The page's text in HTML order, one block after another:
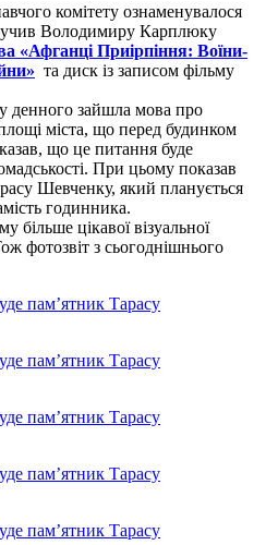
комітету ознаменувалося
Володимиру Карплюку
«Афганці Приірпіння: Воїни-
та диск із записом фільму
денного зайшла мова про
міста, що перед будинком
що це питання буде
При цьому показав
Шевченку, який планується
годинника.
більше цікавої візуальної
фотозвіт з сьогоднішнього